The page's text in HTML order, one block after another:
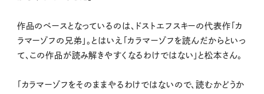
作品のベースとなっているのは、ドストエフスキーの代表作「カ
ラマーゾフの兄弟」。とはいえ「カラマーゾフを読んだからといっ
て、この作品が読み解きやすくなるわけではない」と松本さん。
「カラマーゾフをそのままやるわけではないので、読むかどうか